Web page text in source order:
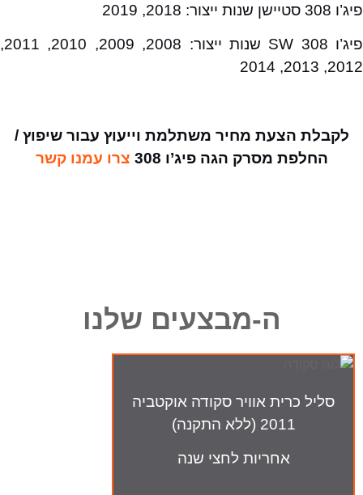
פיג’ו 308 סטיישן שנות ייצור: 2018, 2019
פיג’ו 308 SW שנות ייצור: 2008, 2009, 2010, 2011,
2012, 2013, 2014
לקבלת הצעת מחיר משתלמת וייעוץ עבור שיפוץ /
החלפת מסרק הגה פיג’ו 308
צרו עמנו קשר
ה-מבצעים שלנו
סליל כרית אוויר סקודה אוקטביה
2011 (ללא התקנה)
אחריות לחצי שנה